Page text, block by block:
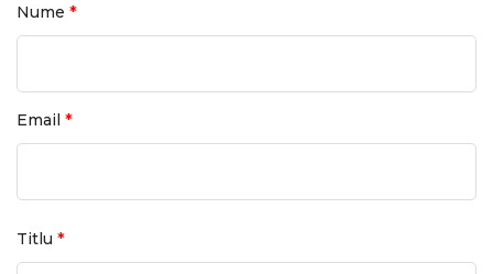
Nume *
Email *
Titlu *